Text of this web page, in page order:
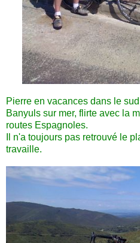
Pierre en vacances dans le
Banyuls sur mer, flirte avec la
routes Espagnoles.
Il n'a toujours pas retrouvé le
travaille.